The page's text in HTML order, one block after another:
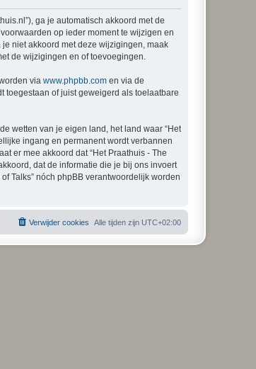
ga je automatisch akkoord met de
op ieder moment te wijzigen en
niet akkoord met deze wijzigingen, maak
de wijzigingen en of toevoegingen.
via www.phpbb.com en via de
toegestaan of juist geweigerd als toelaatbare
wetten van je eigen land, het land waar “Het
ingang en permanent wordt verbannen
er mee akkoord dat “Het Praathuis - The
dat de informatie die je bij ons invoert
Talks” nóch phpBB verantwoordelijk worden
Alle tijden zijn UTC+02:00
Verwijder cookies